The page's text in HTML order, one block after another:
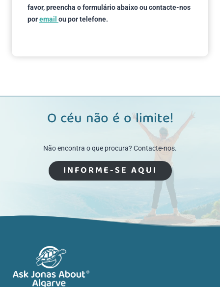
favor, preencha o formulário abaixo ou contacte-nos
poremail ou por telefone.
O céu não é o limite!
Não encontra o que procura? Contacte-nos.
INFORME-SE AQUI